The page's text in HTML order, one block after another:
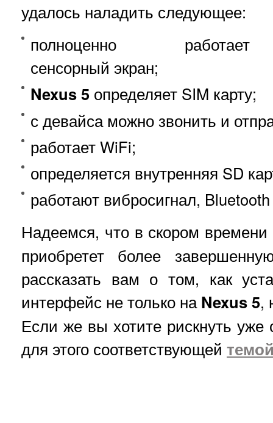
удалось наладить следующее:
полноценно работает
сенсорный экран;
Nexus 5 определяет SIM карту;
с девайса можно звонить и
работает WiFi;
определяется внутренняя SD
работают вибросигнал,
Надеемся, что в скором времени
приобретет более
рассказать вам о том, как
интерфейс не только наNexus 5,
Если же вы хотите рискнуть уже
для этого соответствующей